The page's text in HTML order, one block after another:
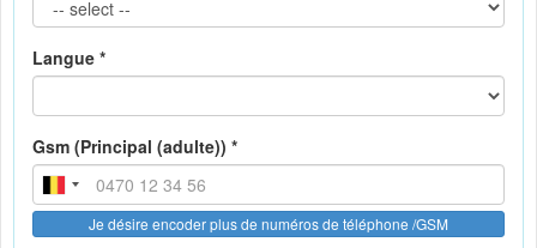
Langue *
Gsm (Principal (adulte)) *
Je désire encoder plus de numéros de téléphone /GSM